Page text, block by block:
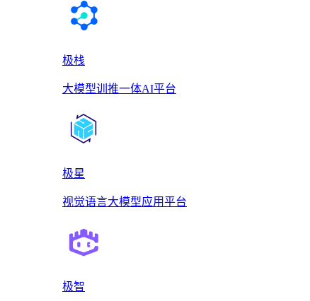
极栈
大模型训推一体AI平台
极星
视觉语言大模型应用平台
极智